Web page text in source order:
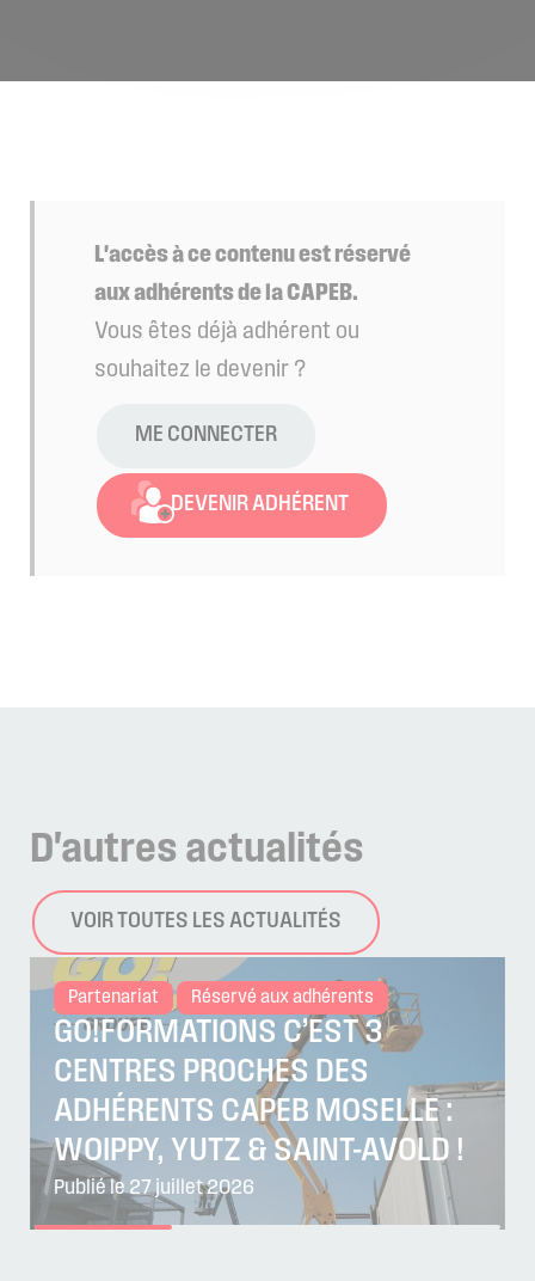
L'accès à ce contenu est réservé
aux adhérents de la CAPEB.
Vous êtes déjà adhérent ou
souhaitez le devenir ?
ME CONNECTER
DEVENIR ADHÉRENT
D'autres actualités
VOIR TOUTES LES ACTUALITÉS
Partenariat Réservé aux adhérents
GO!FORMATIONS C’EST 3
CENTRES PROCHES DES
ADHÉRENTS CAPEB MOSELLE :
WOIPPY, YUTZ & SAINT-AVOLD !
Publié le 27 juillet 2026